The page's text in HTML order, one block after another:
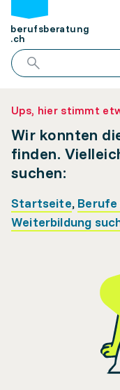
berufsberatung
.ch
Ups, hier stimmt
Wir konnten
finden.
suchen:
Startseite, Berufe
Weiterbildung